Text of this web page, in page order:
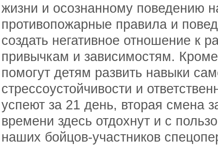
жизни и осознанному поведению
противопожарные правила и
создать негативное отношение к
привычкам и зависимостям.
помогут детям развить навыки
стрессоустойчивости и
успеют за 21 день, вторая смена
времени здесь отдохнут и с
наших бойцов-участников